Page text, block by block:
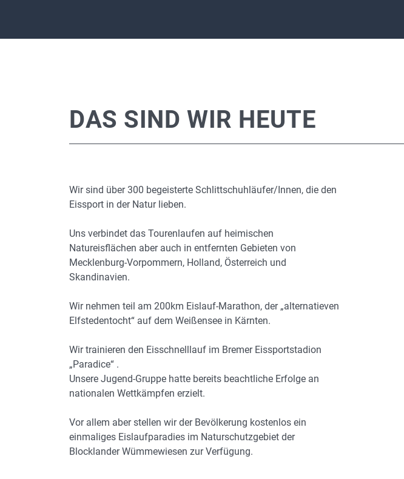
DAS SIND WIR HEUTE
Wir sind über 300 begeisterte Schlittschuhläufer/Innen, die den
Eissport in der Natur lieben.
Uns verbindet das Tourenlaufen auf heimischen
Natureisflächen aber auch in entfernten Gebieten von
Mecklenburg-Vorpommern, Holland, Österreich und
Skandinavien.
Wir nehmen teil am 200km Eislauf-Marathon, der „alternatieven
Elfstedentocht“ auf dem Weißensee in Kärnten.
Wir trainieren den Eisschnelllauf im Bremer Eissportstadion
„Paradice“ .
Unsere Jugend-Gruppe hatte bereits beachtliche Erfolge an
nationalen Wettkämpfen erzielt.
Vor allem aber stellen wir der Bevölkerung kostenlos ein
einmaliges Eislaufparadies im Naturschutzgebiet der
Blocklander Wümmewiesen zur Verfügung.